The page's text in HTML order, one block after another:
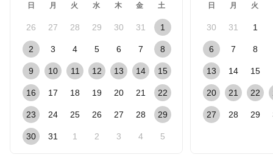
日 月 火 水 木 金 土
26 27 28 29 30 31 1
2 3 4 5 6 7 8
9 10 11 12 13 14 15
16 17 18 19 20 21 22
23 24 25 26 27 28 29
30 31 1 2 3 4 5
日 月 火
30 31 1
6 7 8
13 14 15
20 21 22
27 28 29